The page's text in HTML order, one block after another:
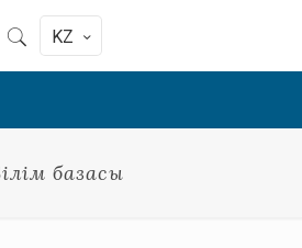
KZ
базасы